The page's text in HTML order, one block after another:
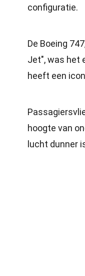
configuratie.
De Boeing
Jet", was het
heeft een
hoogte van
lucht dunner